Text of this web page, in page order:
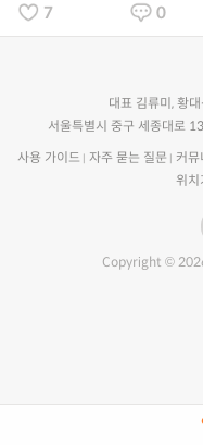
7 0
대표 김류미, 황
서울특별시 중구 세종대로
사용 가이드 자주 묻는 질문 커뮤
위치
Copyright ©